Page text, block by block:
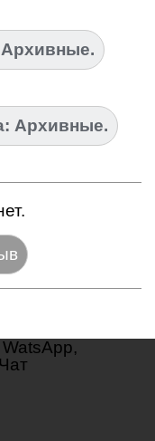
Архивные.
WatsApp,